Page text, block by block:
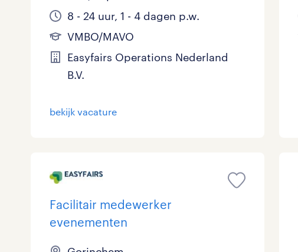
8 - 24 uur, 1 - 4 dagen p.w.
VMBO/MAVO
Easyfairs Operations Nederland
B.V.
bekijk vacature
Facilitair medewerker
evenementen